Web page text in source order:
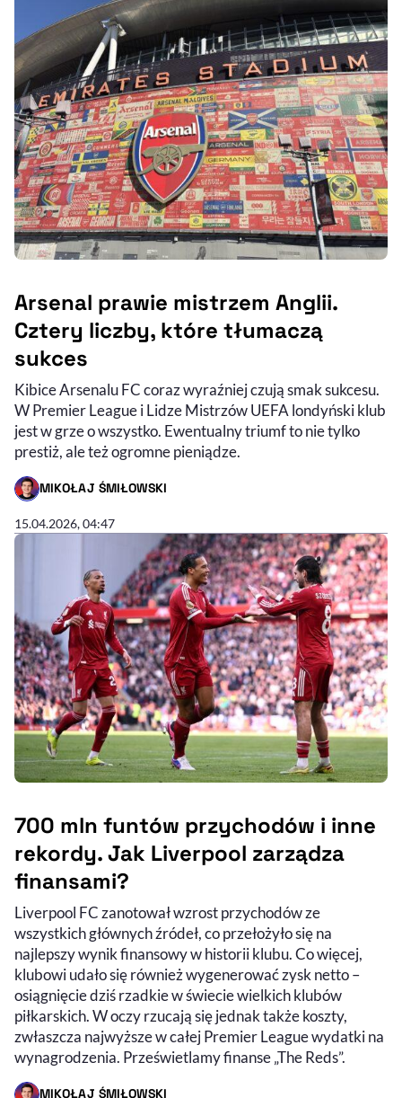
Arsenal prawie mistrzem Anglii.
Cztery liczby, które tłumaczą
sukces
Kibice Arsenalu FC coraz wyraźniej czują smak sukcesu.
W Premier League i Lidze Mistrzów UEFA londyński klub
jest w grze o wszystko. Ewentualny triumf to nie tylko
prestiż, ale też ogromne pieniądze.
MIKOŁAJ ŚMIŁOWSKI
- AUTOR ARTYKUŁU - PROFIL
15.04.2026, 04:47
700 mln funtów przychodów i inne
rekordy. Jak Liverpool zarządza
finansami?
Liverpool FC zanotował wzrost przychodów ze
wszystkich głównych źródeł, co przełożyło się na
najlepszy wynik finansowy w historii klubu. Co więcej,
klubowi udało się również wygenerować zysk netto –
osiągnięcie dziś rzadkie w świecie wielkich klubów
piłkarskich. W oczy rzucają się jednak także koszty,
zwłaszcza najwyższe w całej Premier League wydatki na
wynagrodzenia. Prześwietlamy finanse „The Reds”.
MIKOŁAJ ŚMIŁOWSKI